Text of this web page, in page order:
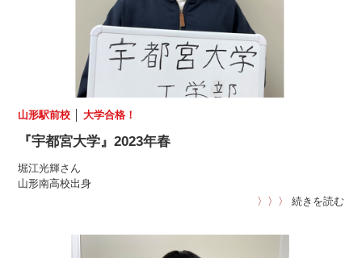
山形駅前校 │大学合格！
『宇都宮大学』2023年春
堀江光輝さん
山形南高校出身
〉〉〉
続きを読む